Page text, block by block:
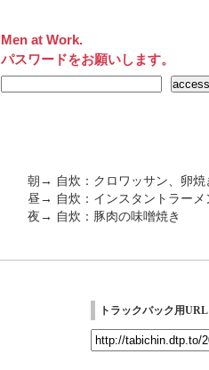
Men at Work.
パスワードをお願いします。
朝→ 自炊：クロワッサン、卵焼
昼→ 自炊：インスタントラーメ
夜→ 自炊：豚肉の味噌焼き
トラックバック用URL